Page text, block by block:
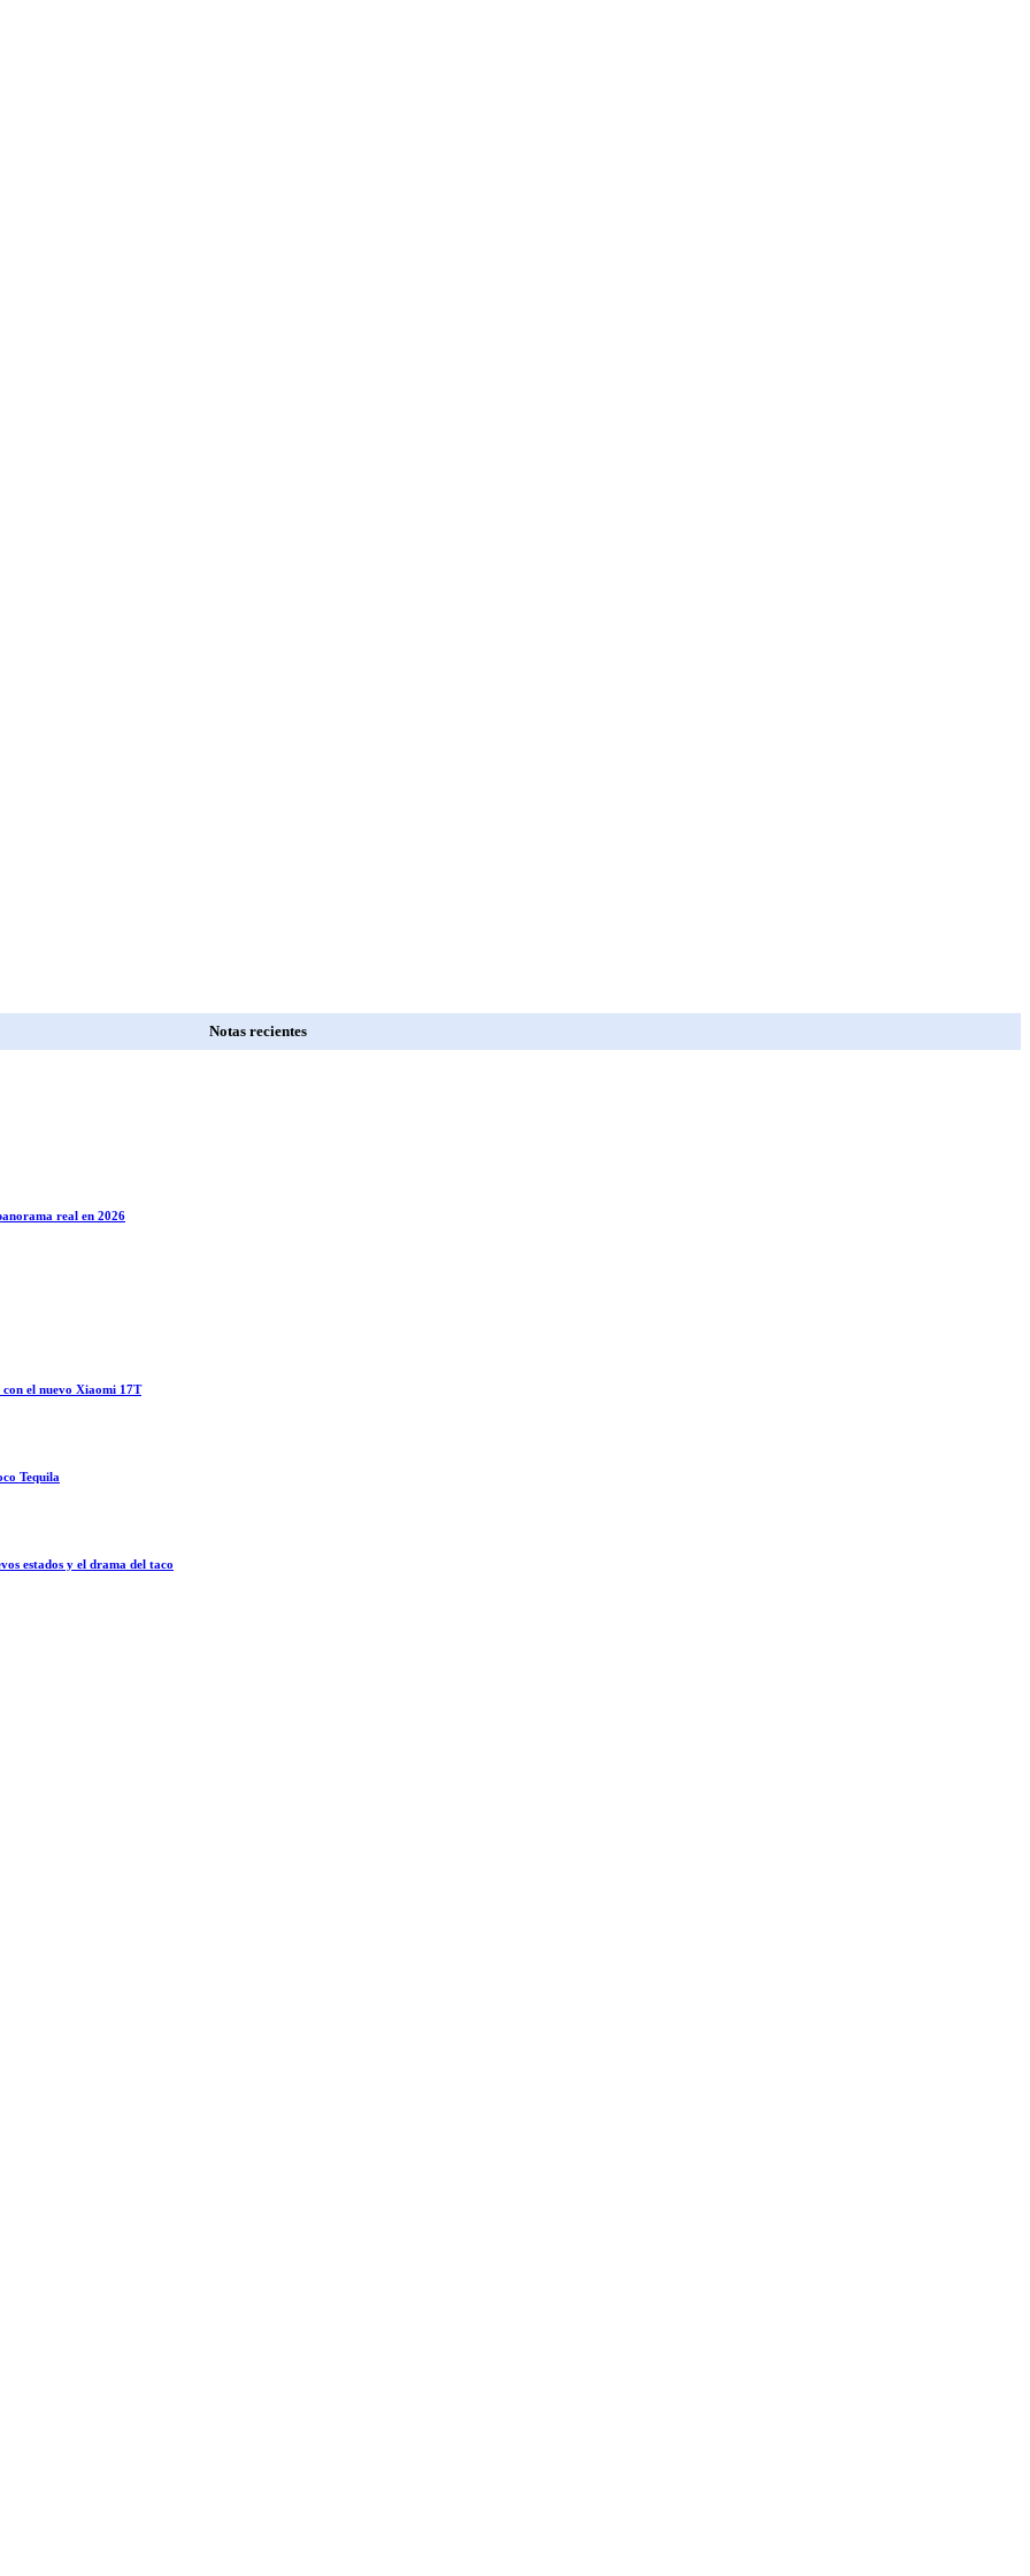
Notas recientes
real en 2026
el nuevo Xiaomi 17T
Tequila
estados y el drama del taco